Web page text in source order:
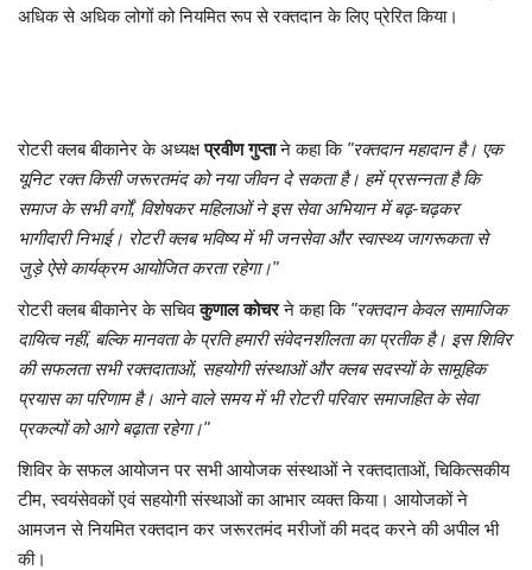
अधिक से अधिक लोगों को नियमित रूप से रक्तदान के लिए प्रेरित किया।
रोटरी क्लब बीकानेर के अध्यक्षप्रवीण गुप्ताने कहा कि "रक्तदान महादान है। एक
यूनिट रक्त किसी जरूरतमंद को नया जीवन दे सकता है। हमें प्रसन्नता है कि
समाज के सभी वर्गों, विशेषकर महिलाओं ने इस सेवा अभियान में बढ़-चढ़कर
भागीदारी निभाई। रोटरी क्लब भविष्य में भी जनसेवा और स्वास्थ्य जागरूकता से
जुड़े ऐसे कार्यक्रम आयोजित करता रहेगा।"
रोटरी क्लब बीकानेर के सचिवकुणाल कोचरने कहा कि "रक्तदान केवल सामाजिक
दायित्व नहीं, बल्कि मानवता के प्रति हमारी संवेदनशीलता का प्रतीक है। इस शिविर
की सफलता सभी रक्तदाताओं, सहयोगी संस्थाओं और क्लब सदस्यों के सामूहिक
प्रयास का परिणाम है। आने वाले समय में भी रोटरी परिवार समाजहित के सेवा
प्रकल्पों को आगे बढ़ाता रहेगा।"
शिविर के सफल आयोजन पर सभी आयोजक संस्थाओं ने रक्तदाताओं, चिकित्सकीय
टीम, स्वयंसेवकों एवं सहयोगी संस्थाओं का आभार व्यक्त किया। आयोजकों ने
आमजन से नियमित रक्तदान कर जरूरतमंद मरीजों की मदद करने की अपील भी
की।